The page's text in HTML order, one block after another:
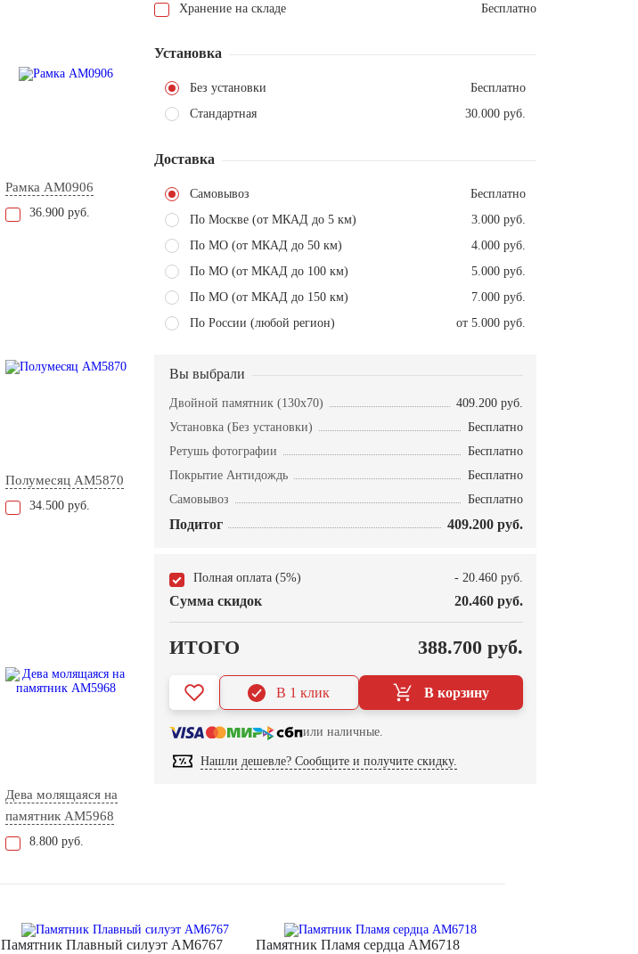
Рамка AM0906
36.900 руб.
Полумесяц AM5870
34.500 руб.
Дева молящаяся на
памятник AM5968
8.800 руб.
Хранение на складе
Бесплатно
Установка
Без установки
Бесплатно
Стандартная
30.000 руб.
Доставка
Самовывоз
Бесплатно
По Москве (от МКАД до 5 км)
3.000 руб.
По МО (от МКАД до 50 км)
4.000 руб.
По МО (от МКАД до 100 км)
5.000 руб.
По МО (от МКАД до 150 км)
7.000 руб.
По России (любой регион)
от 5.000 руб.
Вы выбрали
Двойной памятник (130х70)
409.200 руб.
Установка (Без установки)
Бесплатно
Ретушь фотографии
Бесплатно
Покрытие Антидождь
Бесплатно
Самовывоз
Бесплатно
Подитог 409.200 руб.
Полная оплата (5%) - 20.460 руб.
Сумма скидок 20.460 руб.
ИТОГО 388.700 руб.
В корзину
В 1 клик
или наличные.
Нашли дешевле? Сообщите и получите скидку.
Памятник Плавный силуэт AM6767
Памятник Пламя сердца AM6718